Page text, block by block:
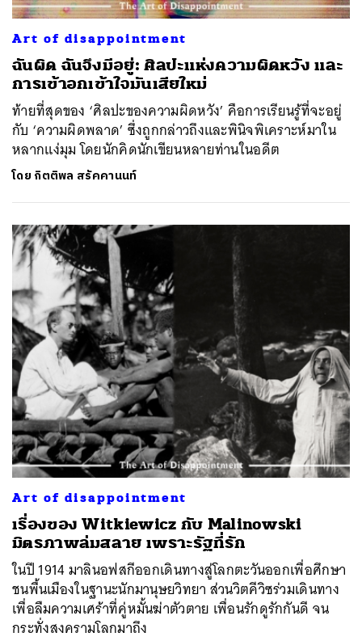
Art of disappointment
ฉันผิด ฉันจึงมีอยู่: ศิลปะแห่งความผิดหวัง และ
การเข้าอกเข้าใจมันเสียใหม่
ท้ายที่สุดของ ‘ศิลปะของความผิดหวัง’ คือการเรียนรู้ที่จะอยู่
กับ ‘ความผิดพลาด’ ซึ่งถูกกล่าวถึงและพินิจพิเคราะห์มาใน
หลากแง่มุม โดยนักคิดนักเขียนหลายท่านในอดีต
โดย กิตติพล สรัคคานนท์
Art of disappointment
เรื่องของ Witkiewicz กับ Malinowski
มิตรภาพล่มสลาย เพราะรัฐที่รัก
ในปี 1914 มาลินอฟสกีออกเดินทางสู่โลกตะวันออกเพื่อศึกษา
ชนพื้นเมืองในฐานะนักมานุษยวิทยา ส่วนวิตคีวิซร่วมเดินทาง
เพื่อลืมความเศร้าที่คู่หมั้นฆ่าตัวตาย เพื่อนรักดูรักกันดี จน
กระทั่งสงครามโลกมาถึง